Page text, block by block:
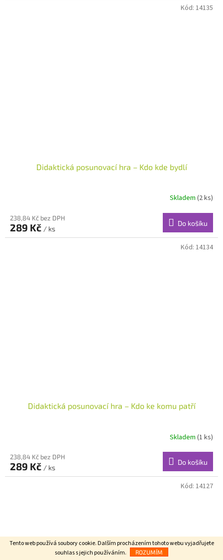
Tento web používá soubory cookie. Dalším procházením tohoto webu vyjadřujete
souhlas s jejich používáním.
ROZUMÍM
Didaktická posunovací hra – Kdo kde bydlí
Skladem (2 ks)
238,84 Kč bez DPH
289 Kč / ks
Do košíku
Kód: 14135
Didaktická posunovací hra – Kdo ke komu patří
Skladem (1 ks)
238,84 Kč bez DPH
289 Kč / ks
Do košíku
Kód: 14134
Kód: 14127